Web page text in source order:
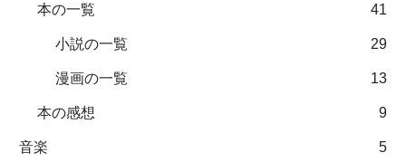
本の一覧 41
小説の一覧 29
漫画の一覧 13
本の感想 9
音楽 5